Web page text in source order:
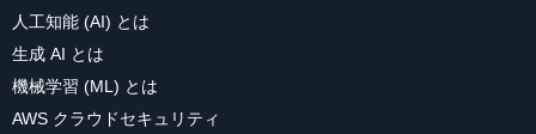
人工知能 (AI) とは
生成 AI とは
機械学習 (ML) とは
AWS クラウドセキュリティ